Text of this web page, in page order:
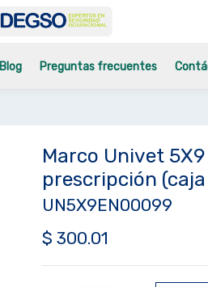
Blog Preguntas frecuentes
Marco Univet
prescripción
UN5X9EN00099
$ 300.01